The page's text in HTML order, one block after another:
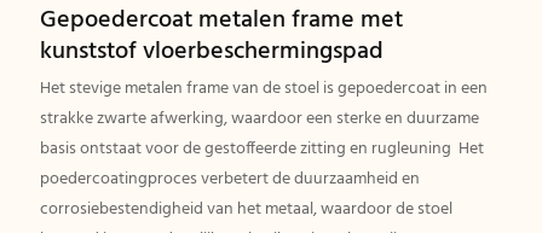
Gepoedercoat metalen frame met
kunststof vloerbeschermingspad
Het stevige metalen frame van de stoel is gepoedercoat in een
strakke zwarte afwerking, waardoor een sterke en duurzame
basis ontstaat voor de gestoffeerde zitting en rugleuning Het
poedercoatingproces verbetert de duurzaamheid en
corrosiebestendigheid van het metaal, waardoor de stoel